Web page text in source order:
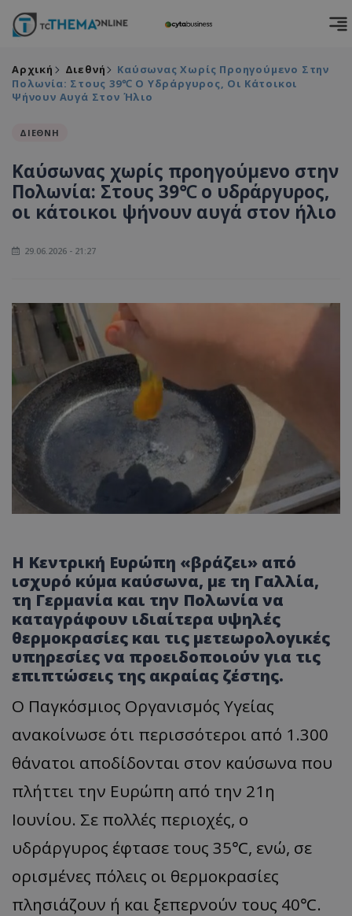
Αρχική Διεθνή
Καύσωνας Χωρίς Προηγούμενο Στην
Πολωνία: Στους 39℃ Ο Υδράργυρος, Οι Κάτοικοι
Ψήνουν Αυγά Στον Ήλιο
ΔΙΕΘΝΗ
Καύσωνας χωρίς προηγούμενο στην
Πολωνία: Στους 39℃ ο υδράργυρος,
οι κάτοικοι ψήνουν αυγά στον ήλιο
29.06.2026 - 21:27
Η Κεντρική Ευρώπη «βράζει» από
ισχυρό κύμα καύσωνα, με τη Γαλλία,
τη Γερμανία και την Πολωνία να
καταγράφουν ιδιαίτερα υψηλές
θερμοκρασίες και τις μετεωρολογικές
υπηρεσίες να προειδοποιούν για τις
επιπτώσεις της ακραίας ζέστης.
Ο Παγκόσμιος Οργανισμός Υγείας
ανακοίνωσε ότι περισσότεροι από 1.300
θάνατοι αποδίδονται στον καύσωνα που
πλήττει την Ευρώπη από την 21η
Ιουνίου. Σε πολλές περιοχές, ο
υδράργυρος έφτασε τους 35℃, ενώ, σε
ορισμένες πόλεις οι θερμοκρασίες
πλησιάζουν ή και ξεπερνούν τους 40℃.